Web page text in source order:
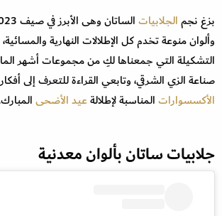
بزغ نجمالجلابيات
وألوان منوعة تخدم كل الإطلالات النهارية
التشكيلة التي جمعناها لكِ من مجموعات أشهر
صناعة الزي الشرقي، وتابعي القراءة للتعرف إلى
الأكسسواراتالمناسبة لإطلالةعيد الأضحى
جلابيات ساتان بألوان معدنية